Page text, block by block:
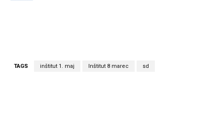
TAGS inštitut 1. maj Inštitut 8 marec sd